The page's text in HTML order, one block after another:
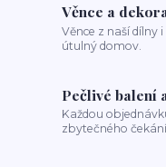
Věnce a
Věnce z naší dílny
útulný domov.
Pečlivé balení
Každou
zbytečného